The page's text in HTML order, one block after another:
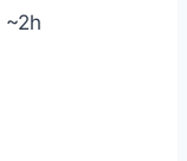
~2h